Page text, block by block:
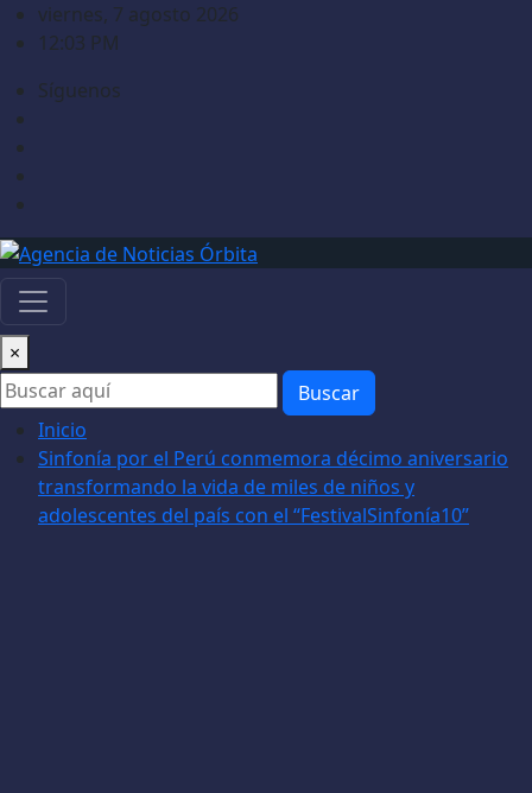
Saltarviernes, 7 agosto 2026
12:03 PM
Síguenos
×
Buscar
Inicio
Sinfonía por el Perú conmemora décimo aniversario
transformando la vida de miles de niños y
adolescentes del país con el “FestivalSinfonía10”